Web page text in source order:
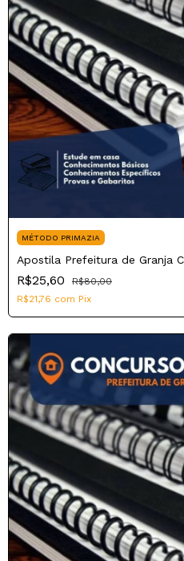
MÉTODO PRIMAZIA
Apostila Prefeitura de Granja
R$25,60
R$80,00
R$21,76 com Pix